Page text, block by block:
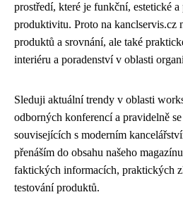
prostředí, které je funkční, estetické
produktivitu. Proto na kanclservis.cz
produktů a srovnání, ale také
interiéru a poradenství v oblasti
Sleduji aktuální trendy v oblasti
odborných konferencí a pravidelně
souvisejících s moderním
přenáším do obsahu našeho
faktických informacích, praktických
testování produktů.